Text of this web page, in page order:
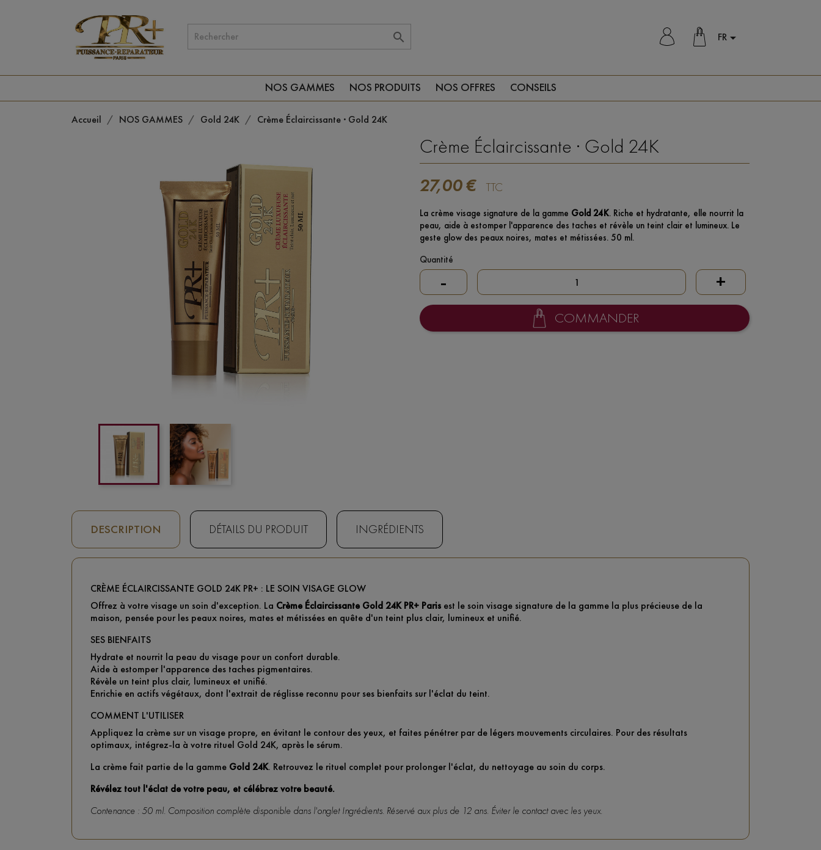
 FR
NOS GAMMES NOS PRODUITS NOS OFFRES CONSEILS
Accueil NOS GAMMES Gold 24K Crème Éclaircissante · Gold 24K
Crème Éclaircissante · Gold 24K
27,00 € TTC
La crème visage signature de la gamme Gold 24K. Riche et hydratante, elle nourrit la
peau, aide à estomper l'apparence des taches et révèle un teint clair et lumineux. Le
geste glow des peaux noires, mates et métissées. 50 ml.
Quantité
- +
COMMANDER
DESCRIPTION DÉTAILS DU PRODUIT INGRÉDIENTS
CRÈME ÉCLAIRCISSANTE GOLD 24K PR+ : LE SOIN VISAGE GLOW
Offrez à votre visage un soin d'exception. La Crème Éclaircissante Gold 24K PR+ Paris est le soin visage signature de la gamme la plus précieuse de la
maison, pensée pour les peaux noires, mates et métissées en quête d'un teint plus clair, lumineux et unifié.
SES BIENFAITS
Hydrate et nourrit la peau du visage pour un confort durable.
Aide à estomper l'apparence des taches pigmentaires.
Révèle un teint plus clair, lumineux et unifié.
Enrichie en actifs végétaux, dont l'extrait de réglisse reconnu pour ses bienfaits sur l'éclat du teint.
COMMENT L'UTILISER
Appliquez la crème sur un visage propre, en évitant le contour des yeux, et faites pénétrer par de légers mouvements circulaires. Pour des résultats
optimaux, intégrez-la à votre rituel Gold 24K, après le sérum.
La crème fait partie de la gamme Gold 24K. Retrouvez le rituel complet pour prolonger l'éclat, du nettoyage au soin du corps.
Révélez tout l'éclat de votre peau, et célébrez votre beauté.
Contenance : 50 ml. Composition complète disponible dans l'onglet Ingrédients. Réservé aux plus de 12 ans. Éviter le contact avec les yeux.